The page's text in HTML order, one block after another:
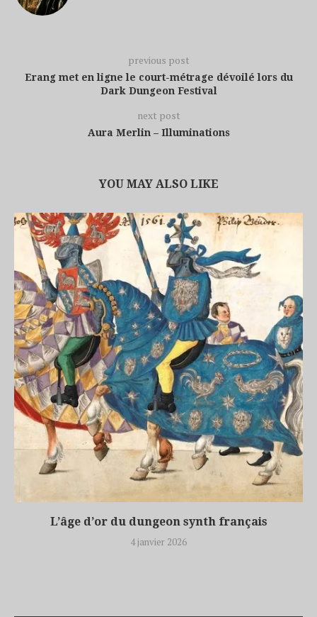
previous post
Erang met en ligne le court-métrage dévoilé lors du
Dark Dungeon Festival
next post
Aura Merlin – Illuminations
YOU MAY ALSO LIKE
L’âge d’or du dungeon synth français
4 janvier 2026